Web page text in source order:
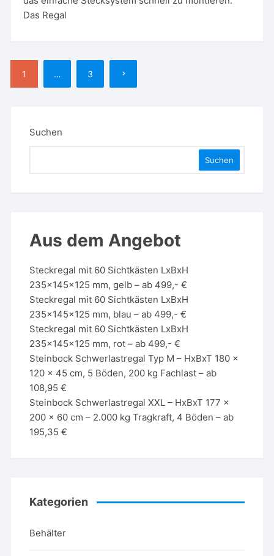
Das Regal
Seitennummerierung
der
Beiträge
1 … 3
Suchen
Suchen
Aus dem Angebot
Steckregal mit 60 Sichtkästen LxBxH
235x145x125 mm, gelb – ab 499,- €
Steckregal mit 60 Sichtkästen LxBxH
235x145x125 mm, blau – ab 499,- €
Steckregal mit 60 Sichtkästen LxBxH
235x145x125 mm, rot – ab 499,- €
Steinbock Schwerlastregal Typ M – HxBxT 180 x
120 x 45 cm, 5 Böden, 200 kg Fachlast – ab
108,95 €
Steinbock Schwerlastregal XXL – HxBxT 177 x
200 x 60 cm – 2.000 kg Tragkraft, 4 Böden – ab
195,35 €
Kategorien
Behälter